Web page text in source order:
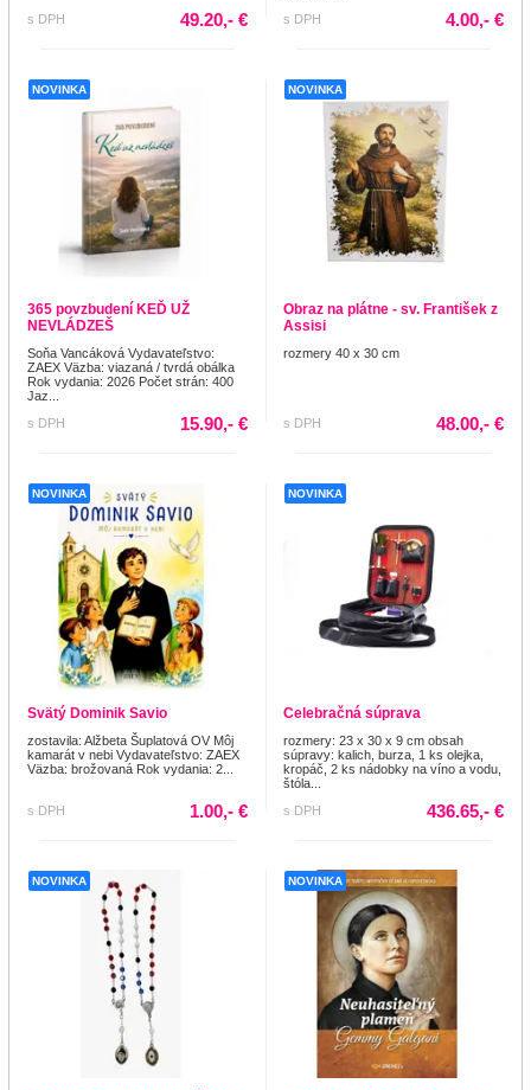
s DPH 49.20,- €
s DPH
4.00,- €
NOVINKA
365 povzbudení KEĎ UŽ
NEVLÁDZEŠ
Soňa Vancáková Vydavateľstvo:
ZAEX Väzba: viazaná / tvrdá obálka
Rok vydania: 2026 Počet strán: 400
Jaz...
s DPH
15.90,- €
NOVINKA
Obraz na plátne - sv. František z
Assisi
rozmery 40 x 30 cm
s DPH 48.00,- €
NOVINKA
Svätý Dominik Savio
zostavila: Alžbeta Šuplatová OV Môj
kamarát v nebi Vydavateľstvo: ZAEX
Väzba: brožovaná Rok vydania: 2...
s DPH 1.00,- €
NOVINKA
Celebračná súprava
rozmery: 23 x 30 x 9 cm obsah
súpravy: kalich, burza, 1 ks olejka,
kropáč, 2 ks nádobky na víno a vodu,
štóla...
s DPH
436.65,- €
NOVINKA NOVINKA